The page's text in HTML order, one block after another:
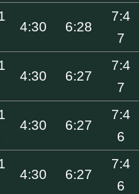
4:30 6:28
7:4
7
4:30 6:27
7:4
7
4:30 6:27
7:4
6
4:30 6:27
7:4
6